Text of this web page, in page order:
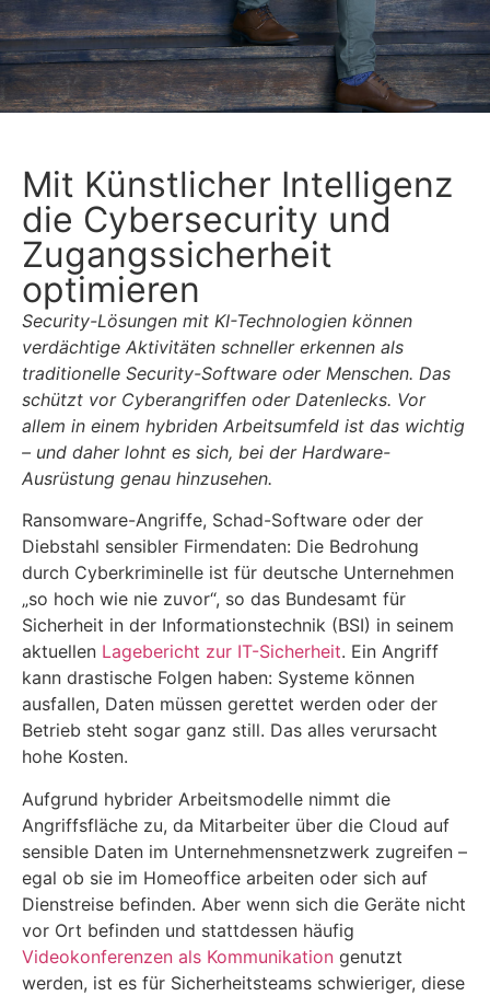
Mit Künstlicher Intelligenz
die Cybersecurity und
Zugangssicherheit
optimieren
Security-Lösungen mit KI-Technologien können
verdächtige Aktivitäten schneller erkennen als
traditionelle Security-Software oder Menschen. Das
schützt vor Cyberangriffen oder Datenlecks. Vor
allem in einem hybriden Arbeitsumfeld ist das wichtig
– und daher lohnt es sich, bei der Hardware-
Ausrüstung genau hinzusehen.
Ransomware-Angriffe, Schad-Software oder der
Diebstahl sensibler Firmendaten: Die Bedrohung
durch Cyberkriminelle ist für deutsche Unternehmen
„so hoch wie nie zuvor“, so das Bundesamt für
Sicherheit in der Informationstechnik (BSI) in seinem
aktuellen Lagebericht zur IT-Sicherheit. Ein Angriff
kann drastische Folgen haben: Systeme können
ausfallen, Daten müssen gerettet werden oder der
Betrieb steht sogar ganz still. Das alles verursacht
hohe Kosten.
Aufgrund hybrider Arbeitsmodelle nimmt die
Angriffsfläche zu, da Mitarbeiter über die Cloud auf
sensible Daten im Unternehmensnetzwerk zugreifen –
egal ob sie im Homeoffice arbeiten oder sich auf
Dienstreise befinden. Aber wenn sich die Geräte nicht
vor Ort befinden und stattdessen häufig
Videokonferenzen als Kommunikation genutzt
werden, ist es für Sicherheitsteams schwieriger, diese